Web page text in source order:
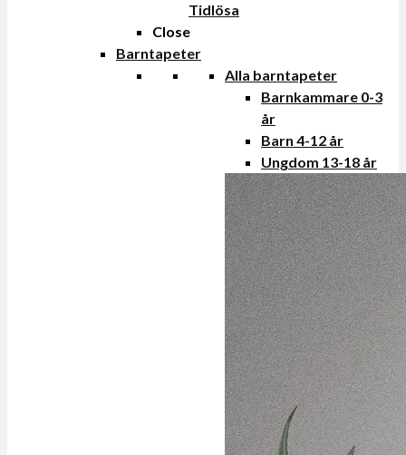
Tidlösa
Close
Barntapeter
Alla barntapeter
Barnkammare 0-3
år
Barn 4-12 år
Ungdom 13-18 år